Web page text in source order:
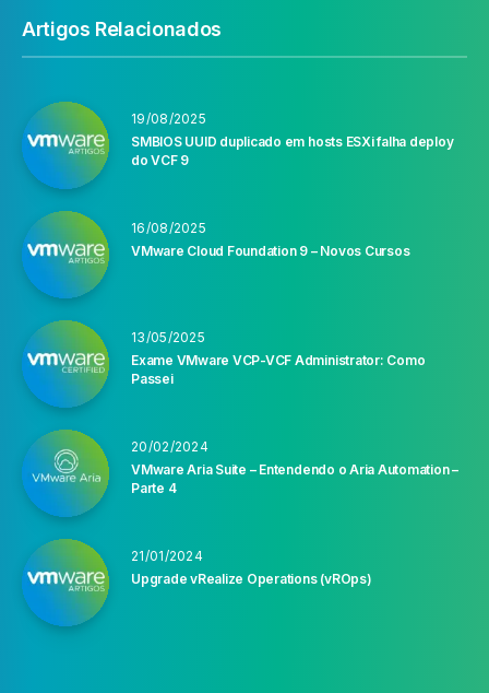
Artigos Relacionados
19/08/2025
SMBIOS UUID duplicado em hosts ESXi falha deploy
do VCF 9
16/08/2025
VMware Cloud Foundation 9 – Novos Cursos
13/05/2025
Exame VMware VCP-VCF Administrator: Como
Passei
20/02/2024
VMware Aria Suite – Entendendo o Aria Automation –
Parte 4
21/01/2024
Upgrade vRealize Operations (vROps)